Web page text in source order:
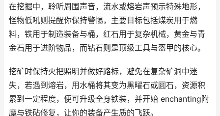
在挖掘中，聆听周围声音，流水或熔岩声预示特殊地形，
怪物低吼则提醒你保持警惕，主要目标包括煤炭用于燃
料，铁用于制造装备与桶，红石用于复杂机械，黄金与青
金石用于进阶物品，而钻石则是顶级工具与盔甲的核心。
挖矿时保持火把照明并做好路标，避免在复杂矿洞中迷
失，若遇到熔岩，用水桶将其变为黑曜石或圆石，资源积
累到一定程度，便可升级全身铁装，并开始 enchanting附
魔与铁砧修复，让你的装备产生质的飞跃。